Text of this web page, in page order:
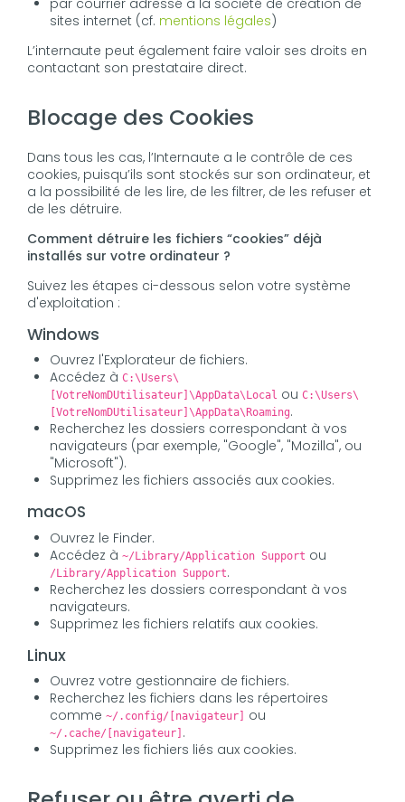
par courrier adressé à la société de création de
sites internet (cf. mentions légales)
L’internaute peut également faire valoir ses droits en
contactant son prestataire direct.
Blocage des Cookies
Dans tous les cas, l’Internaute a le contrôle de ces
cookies, puisqu’ils sont stockés sur son ordinateur, et
a la possibilité de les lire, de les filtrer, de les refuser et
de les détruire.
Comment détruire les fichiers “cookies” déjà
installés sur votre ordinateur ?
Suivez les étapes ci-dessous selon votre système
d'exploitation :
Windows
Ouvrez l'Explorateur de fichiers.
Accédez àC:\Users\
[VotreNomDUtilisateur]\AppData\Local ouC:\Users\
[VotreNomDUtilisateur]\AppData\Roaming.
Recherchez les dossiers correspondant à vos
navigateurs (par exemple, "Google", "Mozilla", ou
"Microsoft").
Supprimez les fichiers associés aux cookies.
macOS
Ouvrez le Finder.
Accédez à~/Library/Application Support ou
/Library/Application Support.
Recherchez les dossiers correspondant à vos
navigateurs.
Supprimez les fichiers relatifs aux cookies.
Linux
Ouvrez votre gestionnaire de fichiers.
Recherchez les fichiers dans les répertoires
comme~/.config/[navigateur] ou
~/.cache/[navigateur] .
Supprimez les fichiers liés aux cookies.